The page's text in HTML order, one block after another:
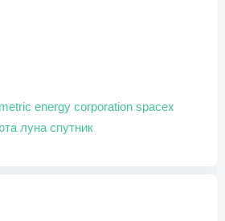
energy corporation spacex
луна спутник